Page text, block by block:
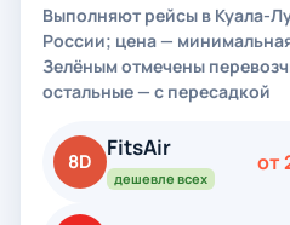
Выполняют рейсы в Куала-
России; цена —
Зелёным отмечены
остальные — с пересадкой
8D
FitsAir
дешевле всех
от